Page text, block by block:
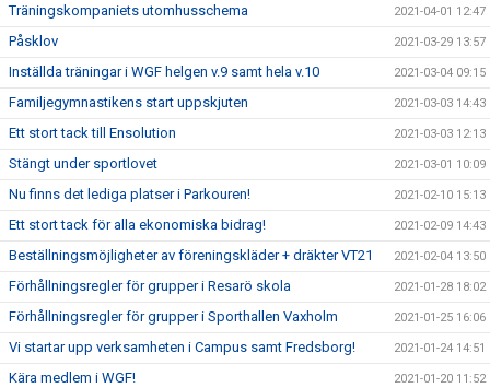
Träningskompaniets utomhusschema 2021-04-01 12:47
Påsklov 2021-03-29 13:57
Inställda träningar i WGF helgen v.9 samt hela v.10 2021-03-04 09:15
Familjegymnastikens start uppskjuten 2021-03-03 14:43
Ett stort tack till Ensolution 2021-03-03 12:13
Stängt under sportlovet 2021-03-01 10:09
Nu finns det lediga platser i Parkouren! 2021-02-10 15:13
Ett stort tack för alla ekonomiska bidrag! 2021-02-09 14:43
Beställningsmöjligheter av föreningskläder + dräkter VT21 2021-02-04 13:50
Förhållningsregler för grupper i Resarö skola 2021-01-28 18:02
Förhållningsregler för grupper i Sporthallen Vaxholm 2021-01-25 16:06
Vi startar upp verksamheten i Campus samt Fredsborg! 2021-01-24 14:51
Kära medlem i WGF! 2021-01-20 11:52